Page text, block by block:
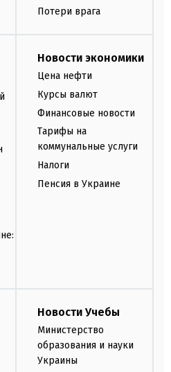
Потери врага
Новости экономики
Цена нефти
Курсы валют
Финансовые новости
Тарифы на
коммунальные услуги
Налоги
Пенсия в Украине
Новости Учебы
Министерство
образования и науки
Украины